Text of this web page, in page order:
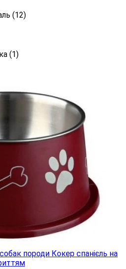
(12)
(1)
породи Кокер спанієль на